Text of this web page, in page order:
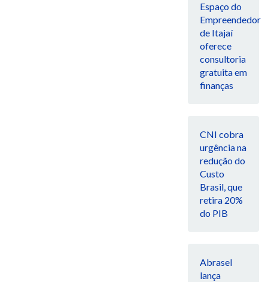
Espaço do
Empreendedor
de Itajaí
oferece
consultoria
gratuita em
finanças
CNI cobra
urgência na
redução do
Custo
Brasil, que
retira 20%
do PIB
Abrasel
lança